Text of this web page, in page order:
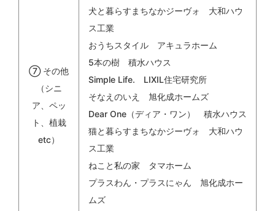
⑦ その他
（シニ
ア、ペッ
ト、植栽
etc）
犬と暮らすまちなかジーヴォ 大和ハウ
ス工業
おうちスタイル アキュラホーム
5本の樹 積水ハウス
Simple Life. LIXIL住宅研究所
そなえのいえ 旭化成ホームズ
Dear One（ディア・ワン） 積水ハウス
猫と暮らすまちなかジーヴォ 大和ハウ
ス工業
ねこと私の家 タマホーム
プラスわん・プラスにゃん 旭化成ホー
ムズ